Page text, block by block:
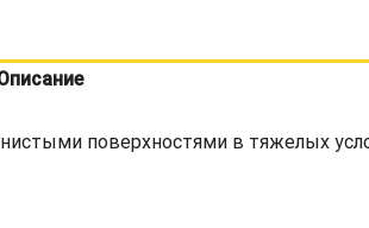
поверхностями в тяжелых